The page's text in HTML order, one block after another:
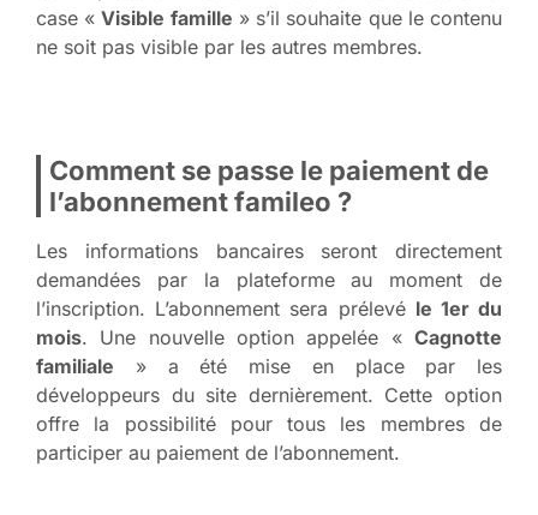
case «Visible famille » s’il souhaite que le contenu
ne soit pas visible par les autres membres.
Comment se passe le paiement de
l’abonnement famileo ?
Les informations bancaires seront directement
demandées par la plateforme au moment de
l’inscription. L’abonnement sera prélevé le 1er du
mois. Une nouvelle option appelée « Cagnotte
familiale » a été mise en place par les
développeurs du site dernièrement. Cette option
offre la possibilité pour tous les membres de
participer au paiement de l’abonnement.